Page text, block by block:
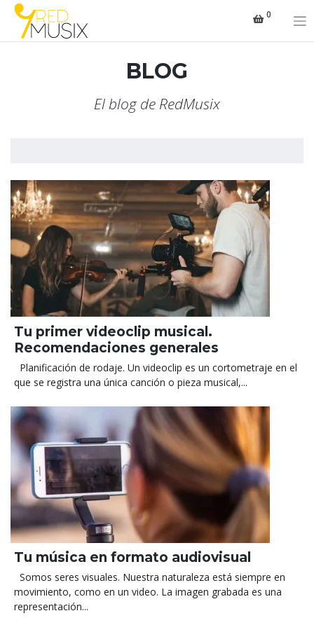
Saltar
contenido
0
BLOG
El blog de RedMusix
Tu primer videoclip musical.
Recomendaciones generales
Planificación de rodaje. Un videoclip es un cortometraje en el
que se registra una única canción o pieza musical,...
Tu música en formato audiovisual
Somos seres visuales. Nuestra naturaleza está siempre en
movimiento, como en un video. La imagen grabada es una
representación...